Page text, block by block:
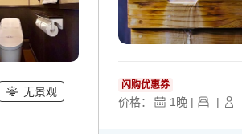
无景观 闪购优惠券
价格： 1 晚 | |